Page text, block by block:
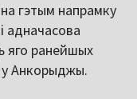
гэтым напрамку
адначасова
яго ранейшых
Анкорыджы.